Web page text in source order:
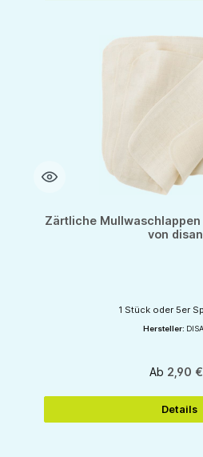
Zärtliche
von
1 Stück oder 5er
Hersteller:
Ab 2,90
Details